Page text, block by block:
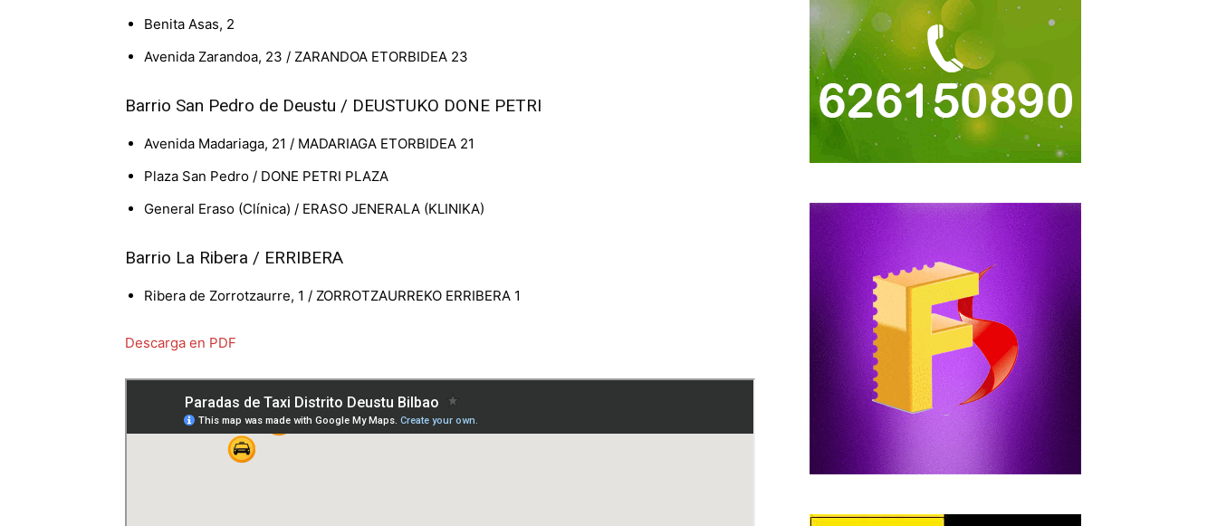
Benita Asas, 2
Avenida Zarandoa, 23 / ZARANDOA ETORBIDEA 23
Barrio San Pedro de Deustu / DEUSTUKO DONE PETRI
Avenida Madariaga, 21 / MADARIAGA ETORBIDEA 21
Plaza San Pedro / DONE PETRI PLAZA
General Eraso (Clínica) / ERASO JENERALA (KLINIKA)
Barrio La Ribera / ERRIBERA
Ribera de Zorrotzaurre, 1 / ZORROTZAURREKO ERRIBERA 1
Descarga en PDF